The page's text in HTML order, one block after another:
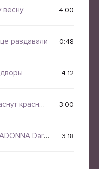
весну 4:00
раздавали 0:48
4:12
красные крылья заката (Версия II) 3:00
Dark Samurai Rap 3:18